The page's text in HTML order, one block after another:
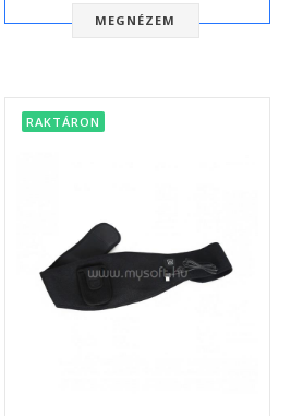
MEGNÉZEM
RAKTÁRON